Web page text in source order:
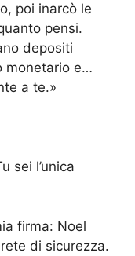
poi inarcò le
pensi.
depositi
monetario e…
a te.»
sei l’unica
firma: Noel
di sicurezza.